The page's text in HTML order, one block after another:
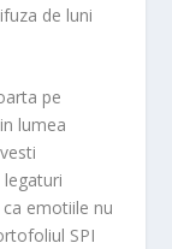
de luni
pe
lumea
emotiile nu
SPI